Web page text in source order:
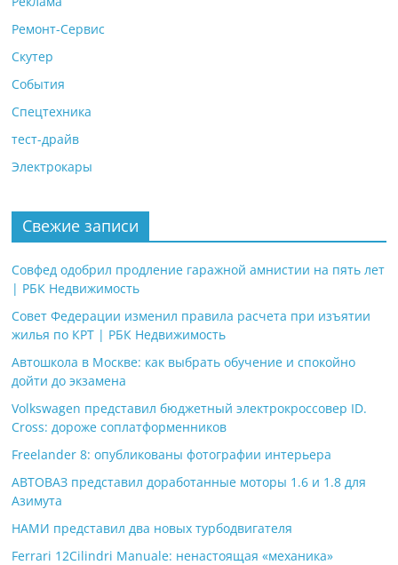
Ремонт-Сервис
Скутер
События
Спецтехника
тест-драйв
Электрокары
Свежие записи
Совфед одобрил продление гаражной амнистии на пять лет
| РБК Недвижимость
Совет Федерации изменил правила расчета при изъятии
жилья по КРТ | РБК Недвижимость
Автошкола в Москве: как выбрать обучение и спокойно
дойти до экзамена
Volkswagen представил бюджетный электрокроссовер ID.
Cross: дороже соплатформенников
Freelander 8: опубликованы фотографии интерьера
АВТОВАЗ представил доработанные моторы 1.6 и 1.8 для
Азимута
НАМИ представил два новых турбодвигателя
Ferrari 12Cilindri Manuale: ненастоящая «механика»